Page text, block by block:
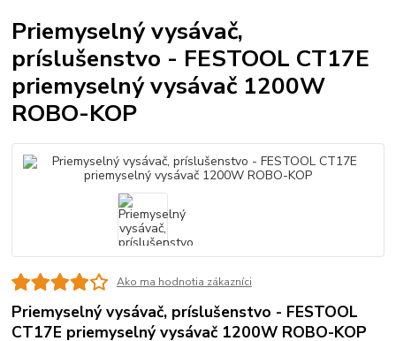
Priemyselný vysávač,
príslušenstvo - FESTOOL CT17E
priemyselný vysávač 1200W
ROBO-KOP
Ako ma hodnotia zákazníci
Priemyselný vysávač, príslušenstvo - FESTOOL
CT17E priemyselný vysávač 1200W ROBO-KOP